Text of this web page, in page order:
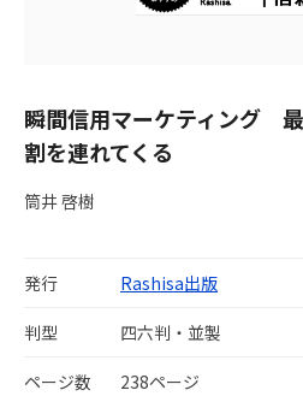
瞬間信用マーケティング
割を連れてくる
筒井 啓樹
発行 Rashisa出版
判型 四六判・並製
ページ数 238ページ